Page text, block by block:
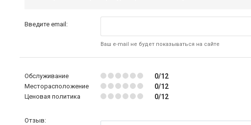
Введите email:
Ваш e-mail не будет показываться на сайте
Обслуживание 0/12
Месторасположение 0/12
Ценовая политика 0/12
Отзыв: